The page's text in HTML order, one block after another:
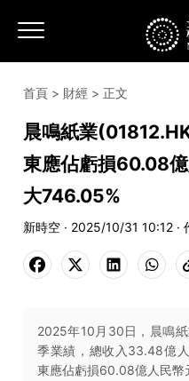
首頁 > 財經 > 正文
晨鳴紙業
東應佔虧損60.08
大746.05%
新時空 · 2025/10/31 10:12 ·
2025年10月30日，晨鳴
季業績，總收入33.48億
東應佔虧損60.08億人民幣